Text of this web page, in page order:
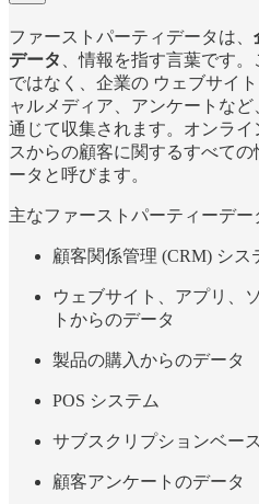
ファーストパーティデータは、
データ
、情報を指す言葉です
ではなく、企業の ウェブサイ
ャルメディア、アンケートな
通じて収集されます。オンラ
スからの顧客に関するすべて
ータと呼びます。
主なファーストパーティーデー
顧客関係管理 (CRM) シス
ウェブサイト、アプリ、
トからのデータ
製品の購入からのデータ
POS システム
サブスクリプションベー
顧客アンケートのデータ